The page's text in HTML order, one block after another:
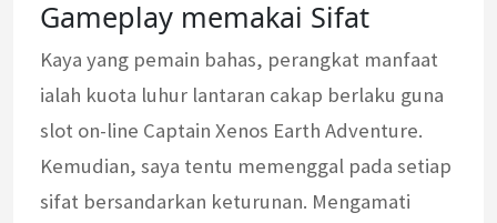
Gameplay memakai Sifat
Kaya yang pemain bahas, perangkat manfaat
ialah kuota luhur lantaran cakap berlaku guna
slot on-line Captain Xenos Earth Adventure.
Kemudian, saya tentu memenggal pada setiap
sifat bersandarkan keturunan. Mengamati